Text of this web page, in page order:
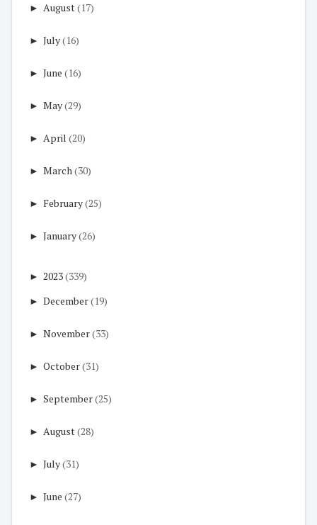
► August(17)
► July(16)
► June (16)
► May(29)
► April (20)
► March(30)
► February(25)
► January(26)
► 2023(339)
► December(19)
► November(33)
► October(31)
► September(25)
► August(28)
► July(31)
► June (27)